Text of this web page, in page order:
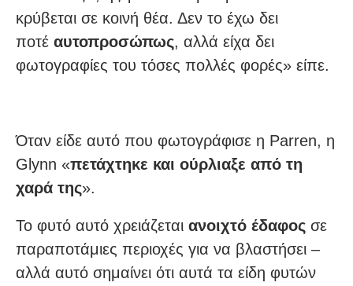
κρύβεται σε κοινή θέα. Δεν το έχω δει
ποτέ αυτοπροσώπως, αλλά είχα δει
φωτογραφίες του τόσες πολλές φορές» είπε.
Όταν είδε αυτό που φωτογράφισε η Parren, η
Glynn «πετάχτηκε και ούρλιαξε από τη
χαρά της».
Το φυτό αυτό χρειάζεται ανοιχτό έδαφος σε
παραποτάμιες περιοχές για να βλαστήσει –
αλλά αυτό σημαίνει ότι αυτά τα είδη φυτών